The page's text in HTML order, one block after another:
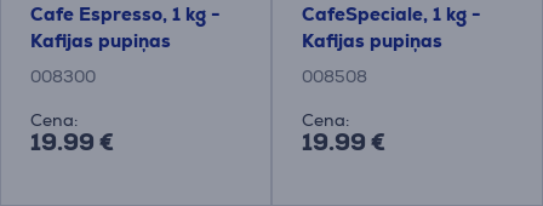
Cafe Espresso, 1 kg -
Kafijas pupiņas
008300
Cena:
19.99 €
CafeSpeciale, 1 kg -
Kafijas pupiņas
008508
Cena:
19.99 €